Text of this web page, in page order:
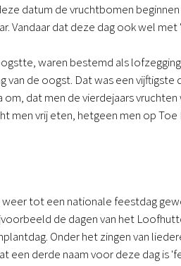
datum de vruchtbomen
Vandaar dat deze dag ook wel
waren bestemd als
van de oogst. Dat was een
dat men de vierdejaars
men vrij eten, hetgeen men op
tot een nationale feestdag
de dagen van het
Onder het zingen van
een derde naam voor deze dag is